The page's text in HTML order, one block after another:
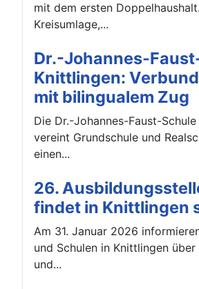
mit dem ersten
Kreisumlage,...
Dr.-Johannes-
Knittlingen:
mit bilingualem Zug
Die Dr.-Johannes-Faust-
vereint Grundschule und
einen...
26.
findet in Knittlingen
Am 31. Januar 2026
und Schulen in Knittlingen
und...